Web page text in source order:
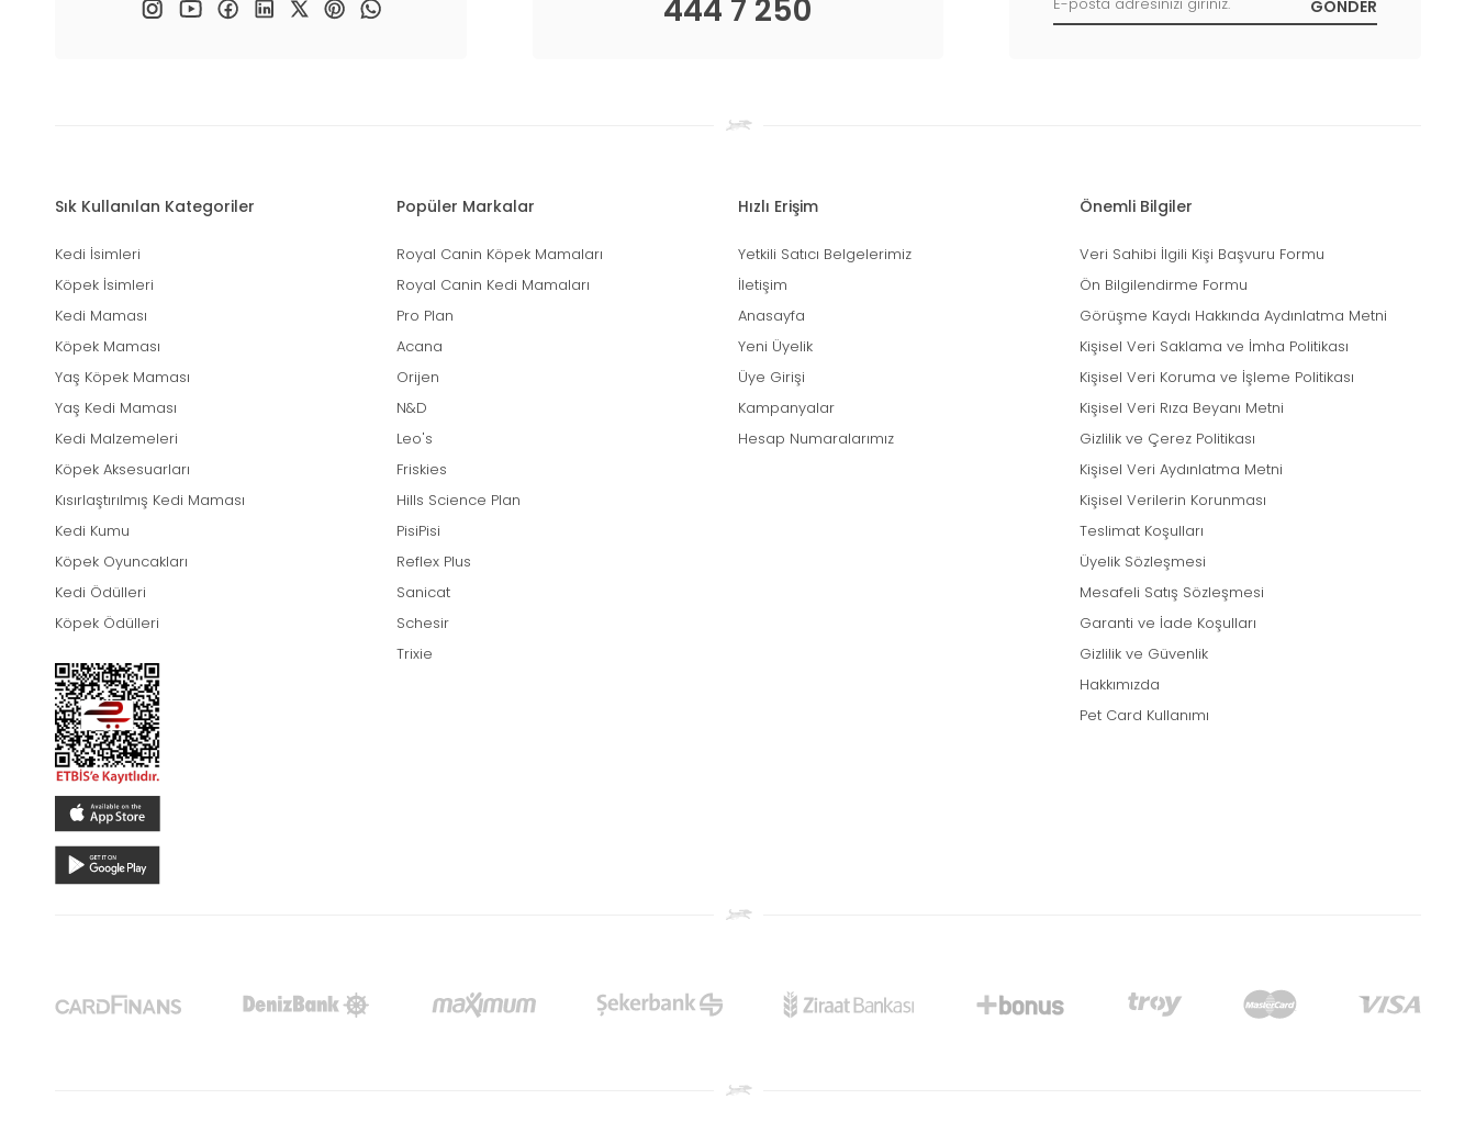
444 7 250
Sık Kullanılan Kategoriler
Kedi İsimleri
Köpek İsimleri
Kedi Maması
Köpek Maması
Yaş Köpek Maması
Yaş Kedi Maması
Kedi Malzemeleri
Köpek Aksesuarları
Kısırlaştırılmış Kedi Maması
Kedi Kumu
Köpek Oyuncakları
Kedi Ödülleri
Köpek Ödülleri
Popüler Markalar
Royal Canin Köpek Mamaları
Royal Canin Kedi Mamaları
Pro Plan
Acana
Orijen
N&D
Leo's
Friskies
Hills Science Plan
PisiPisi
Reflex Plus
Sanicat
Schesir
Trixie
Hızlı Erişim
Yetkili Satıcı Belgelerimiz
İletişim
Anasayfa
Yeni Üyelik
Üye Girişi
Kampanyalar
Hesap Numaralarımız
Önemli Bilgiler
Veri Sahibi İlgili Kişi Başvuru Formu
Ön Bilgilendirme Formu
Görüşme Kaydı Hakkında Aydınlatma Metni
Kişisel Veri Saklama ve İmha Politikası
Kişisel Veri Koruma ve İşleme Politikası
Kişisel Veri Rıza Beyanı Metni
Gizlilik ve Çerez Politikası
Kişisel Veri Aydınlatma Metni
Kişisel Verilerin Korunması
Teslimat Koşulları
Üyelik Sözleşmesi
Mesafeli Satış Sözleşmesi
Garanti ve İade Koşulları
Gizlilik ve Güvenlik
Hakkımızda
Pet Card Kullanımı